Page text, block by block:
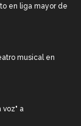
en liga mayor de
musical en
voz" a